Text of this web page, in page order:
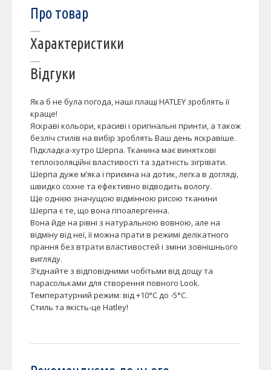
Про товар
Характеристики
Відгуки
Яка б не була погода, наші плащі HATLEY зроблять її
краще!
Яскраві кольори, красиві і оригінальні принти, а також
безліч стилів на вибір зроблять Ваш день яскравіше.
Підкладка-хутро Шерпа. Тканина має виняткові
теплоізоляційні властивості та здатність зігрівати.
Шерпа дуже м’яка і приємна на дотик, легка в догляді,
швидко сохне та ефективно відводить вологу.
Ще однією значущою відмінною рисою тканини
Шерпа є те, що вона гіпоалергенна.
Вона йде на рівні з натуральною вовною, але на
відміну від неї, її можна прати в режимі делікатного
прання без втрати властивостей і зміни зовнішнього
вигляду.
З’єднайте з відповідними чобітьми від дощу та
парасольками для створення повного Look.
Температурний режим: від +10°C до -5°C.
Стиль та якість-це Hatley!